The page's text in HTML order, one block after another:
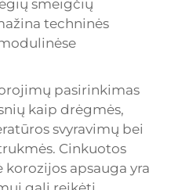
smeigčių
techninės
pasirinkimas
kaip drėgmės,
svyravimų bei
Cinkuotos
apsauga yra